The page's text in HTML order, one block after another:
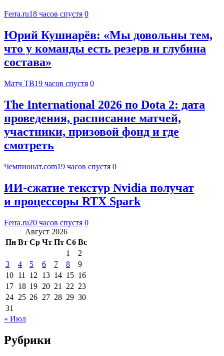
Ferra.ru18 часов спустя 0
Юрий Кушнарёв: «Мы довольны тем,
что у команды есть резерв и глубина
состава»
Матч ТВ19 часов спустя 0
The International 2026 по Dota 2: дата
проведения, расписание матчей,
участники, призовой фонд и где
смотреть
Чемпионат.com19 часов спустя 0
ИИ-сжатие текстур Nvidia получат
и процессоры RTX Spark
Ferra.ru20 часов спустя 0
Август 2026
Пн Вт Ср Чт Пт Сб Вс
1
2
3
4 5 6 7 8
9
10 11 12 13 14 15 16
17 18 19 20 21 22 23
24 25 26 27 28 29 30
31
« Июл
Рубрики